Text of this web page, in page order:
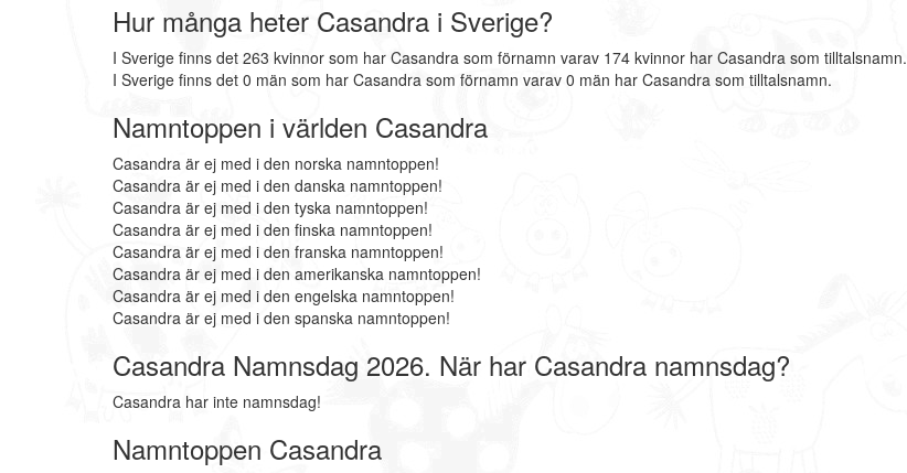
Hur många heter Casandra i Sverige?
I Sverige finns det 263 kvinnor som har Casandra som förnamn varav 174 kvinnor har Casandra som tilltalsnamn.
I Sverige finns det 0 män som har Casandra som förnamn varav 0 män har Casandra som tilltalsnamn.
Namntoppen i världen Casandra
Casandra är ej med i den norska namntoppen!
Casandra är ej med i den danska namntoppen!
Casandra är ej med i den tyska namntoppen!
Casandra är ej med i den finska namntoppen!
Casandra är ej med i den franska namntoppen!
Casandra är ej med i den amerikanska namntoppen!
Casandra är ej med i den engelska namntoppen!
Casandra är ej med i den spanska namntoppen!
Casandra Namnsdag 2026. När har Casandra namnsdag?
Casandra har inte namnsdag!
Namntoppen Casandra